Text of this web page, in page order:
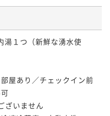
湯１つ（新鮮な湧水使
屋あり／チェックイン前
可
ざいません